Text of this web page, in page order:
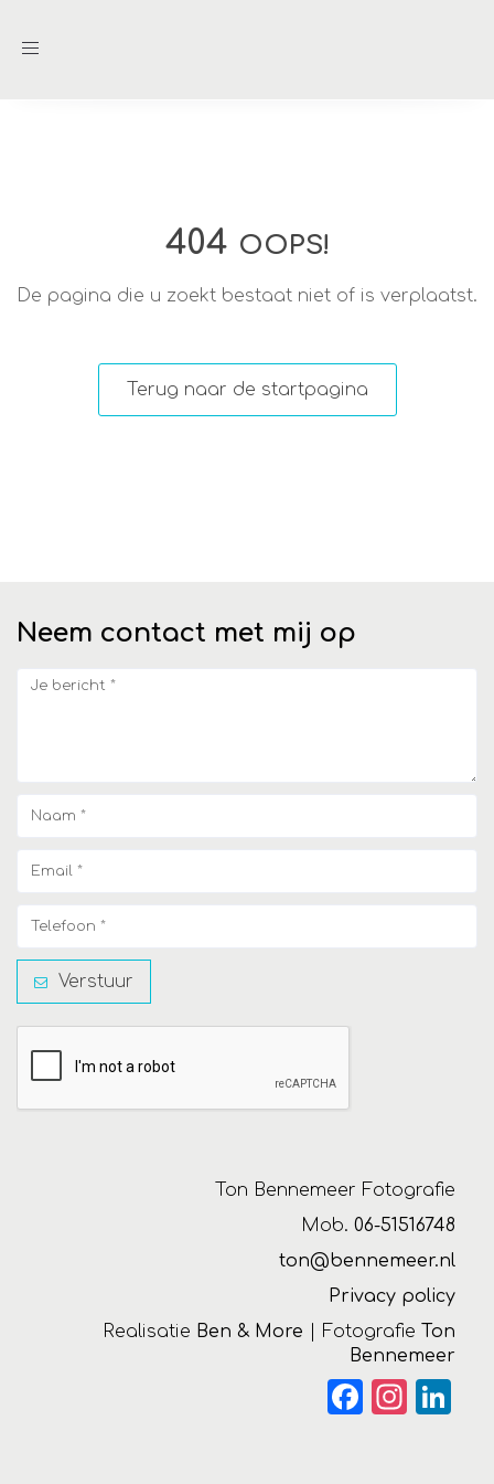
Toggle
404 OOPS!
De pagina die u zoekt bestaat niet of is verplaatst.
Terug naar de startpagina
Neem contact met mij op
Verstuur
Ton Bennemeer Fotografie
Mob. 06-51516748
ton@bennemeer.nl
Privacy policy
Realisatie Ben & More | Fotografie Ton
Bennemeer
Facebook